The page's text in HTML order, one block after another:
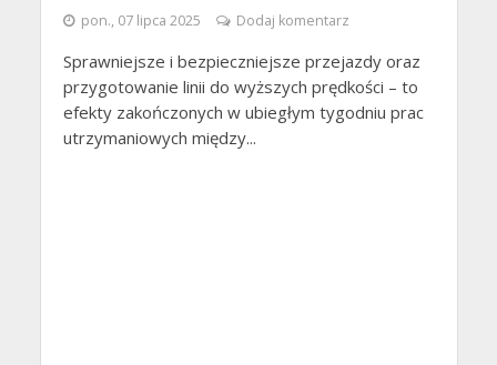
pon., 07 lipca 2025 Dodaj komentarz
Sprawniejsze i bezpieczniejsze przejazdy oraz
przygotowanie linii do wyższych prędkości – to
efekty zakończonych w ubiegłym tygodniu prac
utrzymaniowych między...